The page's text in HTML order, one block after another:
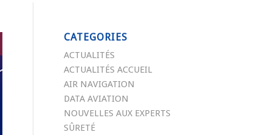
CATEGORIES
ACTUALITÉS
ACTUALITÉS ACCUEIL
AIR NAVIGATION
DATA AVIATION
NOUVELLES AUX EXPERTS
SÛRETÉ